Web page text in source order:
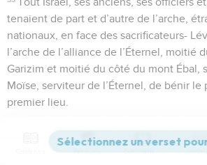
tenaient de part et d’autre de l’arche,
nationaux, en face des sacrificateurs-
l’arche de l’alliance de l’Éternel, moitié
Garizim et moitié du côté du mont Ébal,
Moïse, serviteur de l’Éternel, de bénir le
premier lieu.
bénédiction et la malédiction, selon tout
le livre de la loi.Versions Commentaires